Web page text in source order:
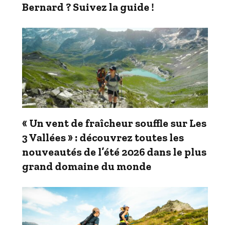
Bernard ? Suivez la guide !
« Un vent de fraîcheur souffle sur Les
3 Vallées » : découvrez toutes les
nouveautés de l’été 2026 dans le plus
grand domaine du monde